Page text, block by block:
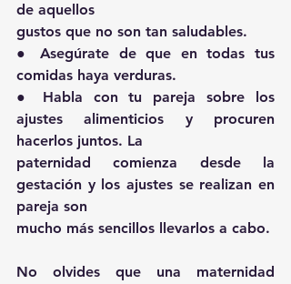
de aquellos
gustos que no son tan saludables.
● Asegúrate de que en todas tus
comidas haya verduras.
● Habla con tu pareja sobre los
ajustes alimenticios y procuren
hacerlos juntos. La
paternidad comienza desde la
gestación y los ajustes se realizan en
pareja son
mucho más sencillos llevarlos a cabo.
No olvides que una maternidad